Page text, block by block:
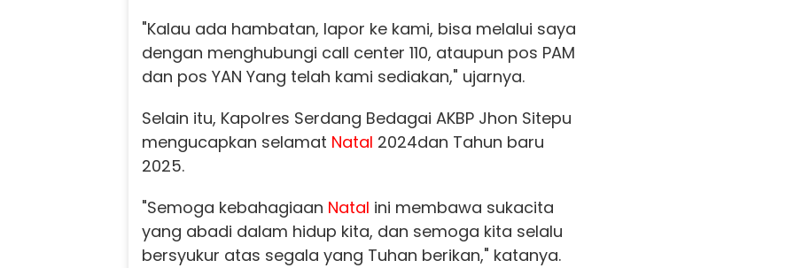
"Kalau ada hambatan, lapor ke kami, bisa melalui saya
dengan menghubungi call center 110, ataupun pos PAM
dan pos YAN Yang telah kami sediakan," ujarnya.
Selain itu, Kapolres Serdang Bedagai AKBP Jhon Sitepu
mengucapkan selamat Natal 2024dan Tahun baru
2025.
"Semoga kebahagiaan Natal ini membawa sukacita
yang abadi dalam hidup kita, dan semoga kita selalu
bersyukur atas segala yang Tuhan berikan," katanya.